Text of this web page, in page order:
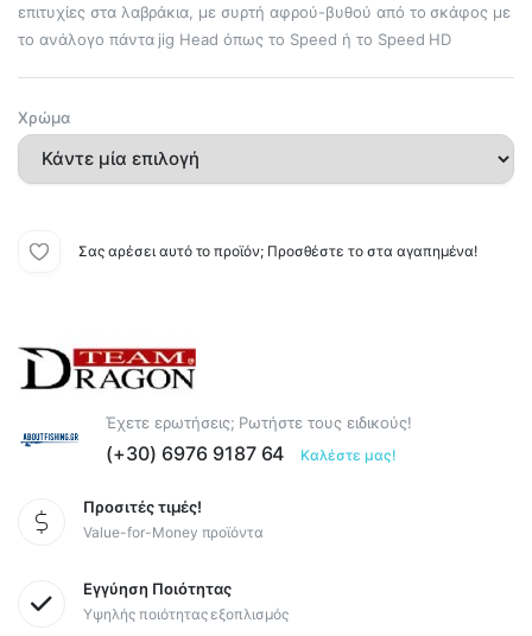
επιτυχίες στα λαβράκια, με συρτή αφρού-βυθού από το σκάφος με
το ανάλογο πάντα jig Head όπως το Speed ή το Speed HD
Χρώμα
Σας αρέσει αυτό το προϊόν; Προσθέστε το στα αγαπημένα!
Έχετε ερωτήσεις; Ρωτήστε τους ειδικούς!
(+30) 6976 9187 64 Καλέστε μας!
Προσιτές τιμές!
Value-for-Money προϊόντα
Εγγύηση Ποιότητας
Υψηλής ποιότητας εξοπλισμός